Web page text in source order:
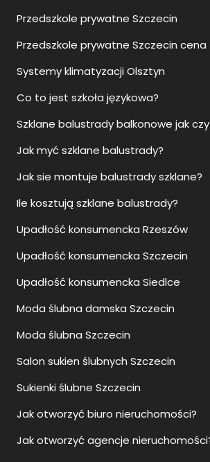
Przedszkole prywatne Szczecin
Przedszkole prywatne Szczecin cena
Systemy klimatyzacji Olsztyn
Co to jest szkoła językowa?
Szklane balustrady balkonowe jak
Jak myć szklane balustrady?
Jak sie montuje balustrady szklane?
Ile kosztują szklane balustrady?
Upadłość konsumencka Rzeszów
Upadłość konsumencka Szczecin
Upadłość konsumencka Siedlce
Moda ślubna damska Szczecin
Moda ślubna Szczecin
Salon sukien ślubnych Szczecin
Sukienki ślubne Szczecin
Jak otworzyć biuro nieruchomości?
Jak otworzyć agencje